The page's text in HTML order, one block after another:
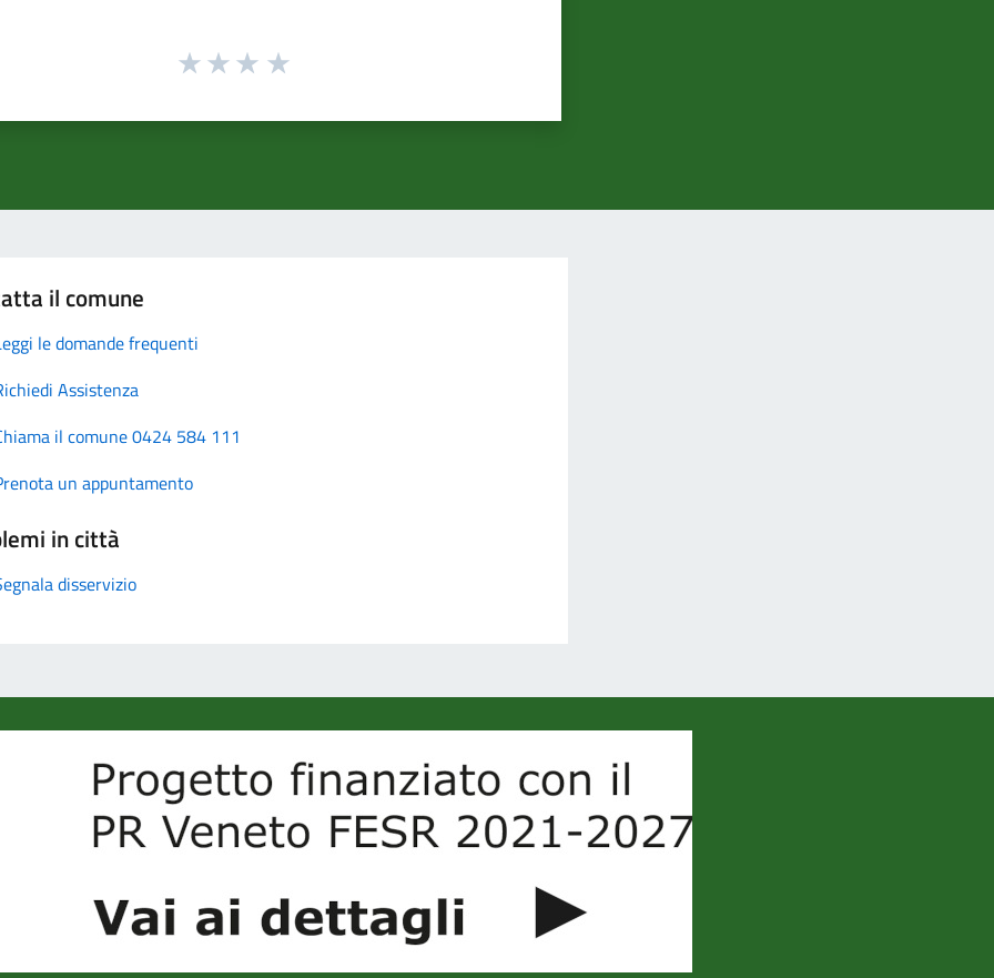
il comune
le domande frequenti
Assistenza
il comune 0424 584 111
un appuntamento
in città
disservizio